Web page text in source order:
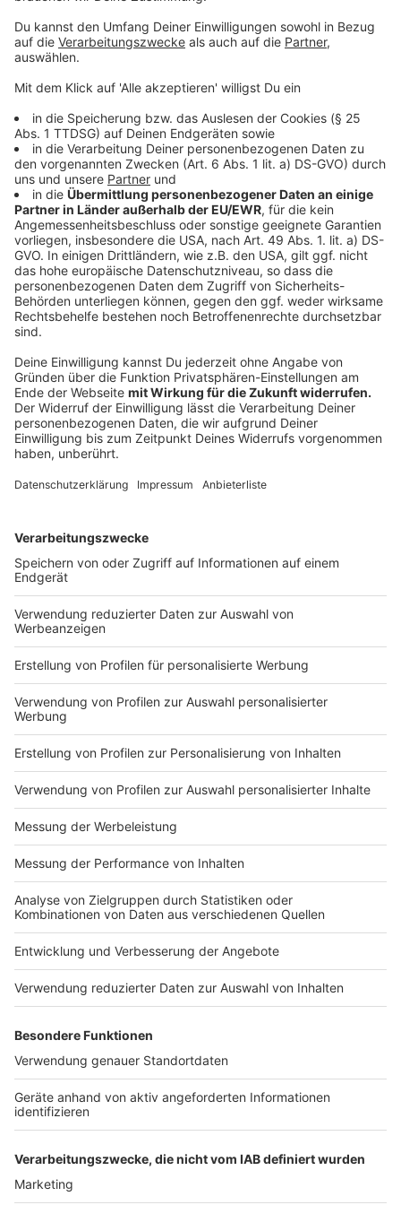
und die Schüler:innen machten sich auf den Rückweg
zu ihren Schulen.
Anzeige
©ANTENNE MÜNSTER
193 Friedenshocker laden zum Verweilen auf dem
Prinzipalmarkt ein
Anzeige
Seit dem frühen Nachmittag (14 Uhr) kann man in der
Innenstadt an sogenannten
dem Prinzipalmarkt und im Foyer der
Bezirksregierung am Domplatzverweilen und auf
Friedenshockernins Gespräch kommen. Aufgrund
des Eröffnungsprogrammes ist der Prinzipalmarkt am
Freitag in der Zeit von 13 bis 24 Uhr zwischen
den Radverkehr gesperrt.
©RUDELSINGEN GmbH
Münsters bekannter Rudelsingen-Veranstalter David
Anzeige
Am Freitagabend ab 20 Uhr werden tausende
Menschen aus unserer Stadt auf dem Domplatz
Friedenslieder singen. Unter Anleitung des
bekannten Rudel-Vorsängers David Rauterberg. Alle
Münsteraner:innen sind dazu herzlich eingeladen.
Anzeige
©Stadt Münster/Münster Marketing
Auf dem Logo des Friedensjahres ist das Wort
„Frieden“ in neun unterschiedlichen Sprachen zu lesen.
Anzeige
Hier findet ihr das komplette Programm zum
Friedensjahr in Münster
Anzeige